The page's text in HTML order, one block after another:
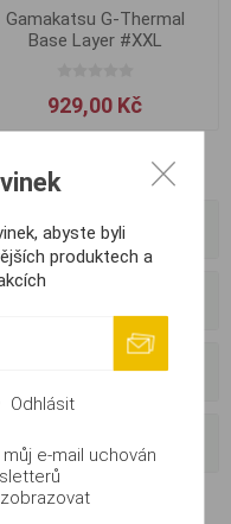
Gamakatsu G-Thermal
Base Layer #XXL
929,00 Kč
abyste byli
produktech a
Odhlásit
e-mail uchován